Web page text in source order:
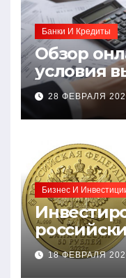
Банки И Кредиты
Обзор
условия
28 ФЕВРАЛЯ
Бизнес И
монеты:
18 ФЕВРАЛЯ